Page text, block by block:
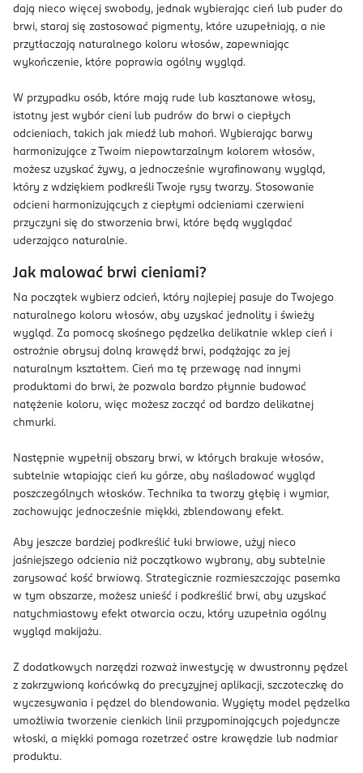
dają nieco więcej swobody, jednak wybierając cień lub puder do
brwi, staraj się zastosować pigmenty, które uzupełniają, a nie
przytłaczają naturalnego koloru włosów, zapewniając
wykończenie, które poprawia ogólny wygląd.
W przypadku osób, które mają rude lub kasztanowe włosy,
istotny jest wybór cieni lub pudrów do brwi o ciepłych
odcieniach, takich jak miedź lub mahoń. Wybierając barwy
harmonizujące z Twoim niepowtarzalnym kolorem włosów,
możesz uzyskać żywy, a jednocześnie wyrafinowany wygląd,
który z wdziękiem podkreśli Twoje rysy twarzy. Stosowanie
odcieni harmonizujących z ciepłymi odcieniami czerwieni
przyczyni się do stworzenia brwi, które będą wyglądać
uderzająco naturalnie.
Jak malować brwi cieniami?
Na początek wybierz odcień, który najlepiej pasuje do Twojego
naturalnego koloru włosów, aby uzyskać jednolity i świeży
wygląd. Za pomocą skośnego pędzelka delikatnie wklep cień i
ostrożnie obrysuj dolną krawędź brwi, podążając za jej
naturalnym kształtem. Cień ma tę przewagę nad innymi
produktami do brwi, że pozwala bardzo płynnie budować
natężenie koloru, więc możesz zacząć od bardzo delikatnej
chmurki.
Następnie wypełnij obszary brwi, w których brakuje włosów,
subtelnie wtapiając cień ku górze, aby naśladować wygląd
poszczególnych włosków. Technika ta tworzy głębię i wymiar,
zachowując jednocześnie miękki, zblendowany efekt.
Aby jeszcze bardziej podkreślić łuki brwiowe, użyj nieco
jaśniejszego odcienia niż początkowo wybrany, aby subtelnie
zarysować kość brwiową. Strategicznie rozmieszczając pasemka
w tym obszarze, możesz unieść i podkreślić brwi, aby uzyskać
natychmiastowy efekt otwarcia oczu, który uzupełnia ogólny
wygląd makijażu.
Z dodatkowych narzędzi rozważ inwestycję w dwustronny pędzel
z zakrzywioną końcówką do precyzyjnej aplikacji, szczoteczkę do
wyczesywania i pędzel do blendowania. Wygięty model pędzelka
umożliwia tworzenie cienkich linii przypominających pojedyncze
włoski, a miękki pomaga rozetrzeć ostre krawędzie lub nadmiar
produktu.